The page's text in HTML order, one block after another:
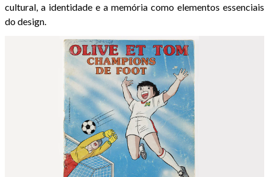
cultural, a identidade e a memória como elementos essenciais
do design.